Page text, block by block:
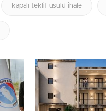
kapalı teklif usulü ihale